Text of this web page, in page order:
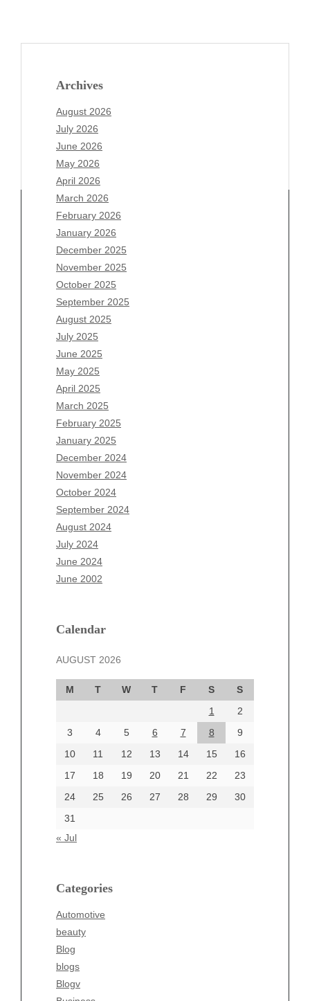
Archives
August 2026
July 2026
June 2026
May 2026
April 2026
March 2026
February 2026
January 2026
December 2025
November 2025
October 2025
September 2025
August 2025
July 2025
June 2025
May 2025
April 2025
March 2025
February 2025
January 2025
December 2024
November 2024
October 2024
September 2024
August 2024
July 2024
June 2024
June 2002
Calendar
AUGUST 2026
M T W T F S
S
1
2
3
4 5 6 7 8
9
10
11 12 13 14 15
16
17
18 19 20 21 22
23
24
25 26 27 28 29
30
31
« Jul
Categories
Automotive
beauty
Blog
blogs
Blogv
Archives
August 2026
July 2026
June 2026
May 2026
April 2026
March 2026
February 2026
January 2026
December 2025
November 2025
October 2025
September 2025
August 2025
July 2025
June 2025
May 2025
April 2025
March 2025
December 2024
October 2024
September 2024
August 2024
June 2024
Categories
beauty
Business
Entertainment
Fashion
Finance
Food